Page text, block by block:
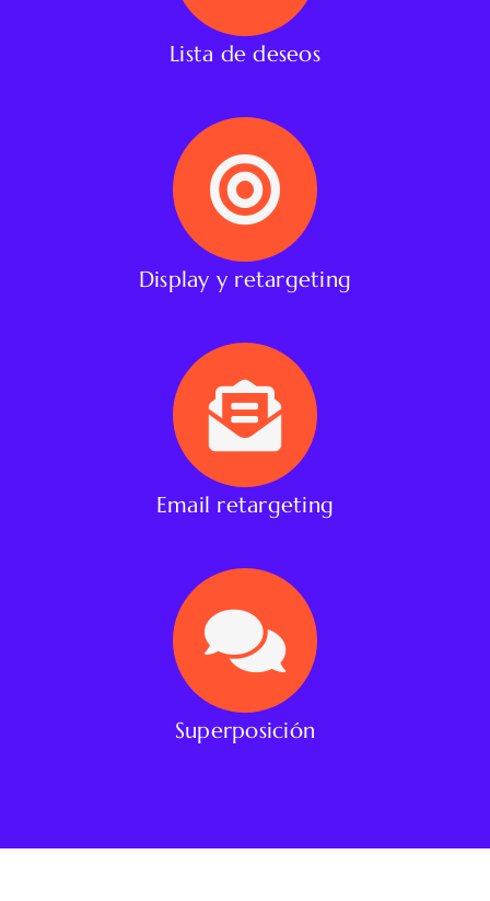
Lista de deseos
Display y retargeting
Email retargeting
Superposición